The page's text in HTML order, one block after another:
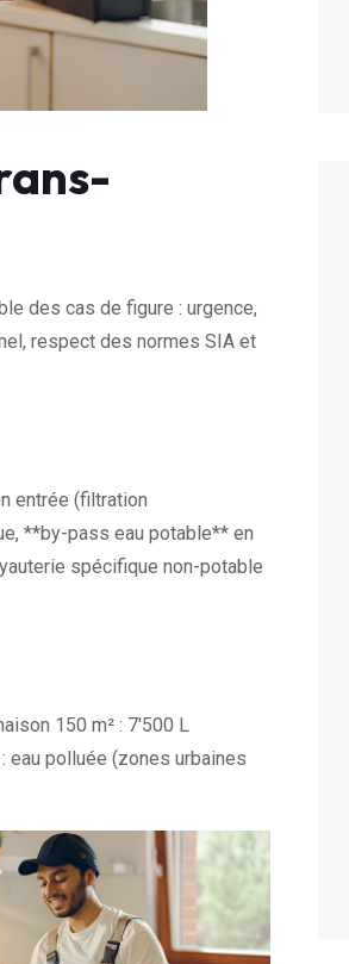
des cas de figure : urgence,
respect des normes SIA et
entrée (filtration
**by-pass eau potable** en
spécifique non-potable
150 m² : 7'500 L
eau polluée (zones urbaines